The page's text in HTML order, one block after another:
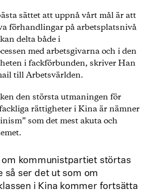
sättet att uppnå vårt mål är att
förhandlingar på arbetsplatsnivå
delta både i
med arbetsgivarna och i den
i fackförbunden, skriver Han
till Arbetsvärlden.
den största utmaningen för
rättigheter i Kina är nämner
som det mest akuta och
om kommunistpartiet störtas
så ser det ut som om
i Kina kommer fortsätta